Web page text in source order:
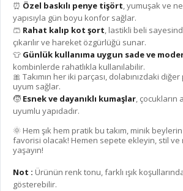
⏰ Özel baskılı penye tişört, yumuşak ve
yapısıyla gün boyu konfor sağlar.
🩳 Rahat kalıp kot şort, lastikli beli
çıkarılır ve hareket özgürlüğü sunar.
👕 Günlük kullanıma uygun sade ve
kombinlerde rahatlıkla kullanılabilir.
🎀 Takımın her iki parçası, dolabınızdaki
uyum sağlar.
🧒 Esnek ve dayanıklı kumaşlar, çocukların
uyumlu yapıdadır.
🌞 Hem şık hem pratik bu takım, minik
favorisi olacak! Hemen sepete ekleyin, stil ve
yaşayın!
Not : Ürünün renk tonu, farklı ışık
gösterebilir.